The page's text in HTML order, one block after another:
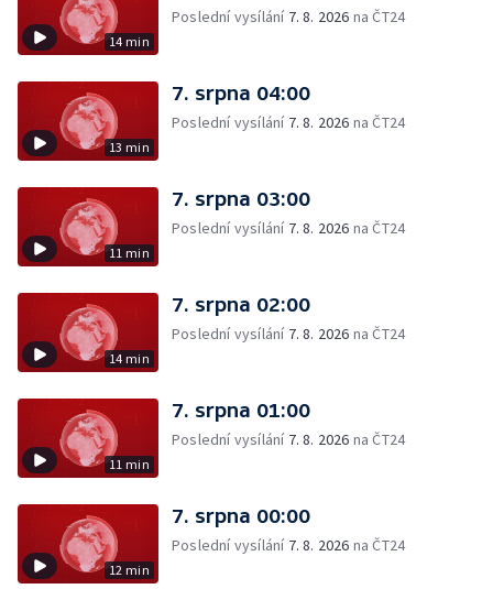
14 min
Poslední vysílání 7. 8. 2026 na ČT24
13 min
7. srpna 04:00
Poslední vysílání 7. 8. 2026 na ČT24
11 min
7. srpna 03:00
Poslední vysílání 7. 8. 2026 na ČT24
14 min
7. srpna 02:00
Poslední vysílání 7. 8. 2026 na ČT24
11 min
7. srpna 01:00
Poslední vysílání 7. 8. 2026 na ČT24
12 min
7. srpna 00:00
Poslední vysílání 7. 8. 2026 na ČT24